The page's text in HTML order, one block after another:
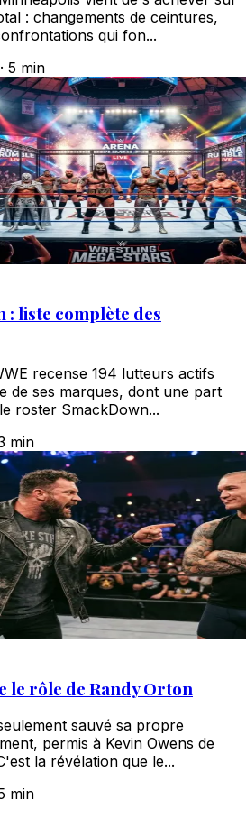
: changements de ceintures,
qui fon...
· 5 min
: liste complète des
recense 194 lutteurs actifs
de ses marques, dont une part
roster SmackDown...
min
le rôle de Randy Orton
sauvé sa propre
permis à Kevin Owens de
la révélation que le...
min